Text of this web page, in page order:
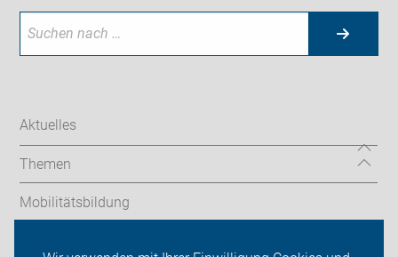
Aktuelles
Themen
Mobilitätsbildung